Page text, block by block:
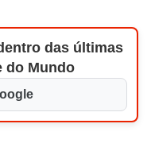
das últimas
do Mundo